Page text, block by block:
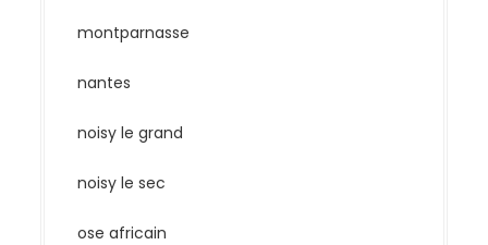
montparnasse
nantes
noisy le grand
noisy le sec
ose africain